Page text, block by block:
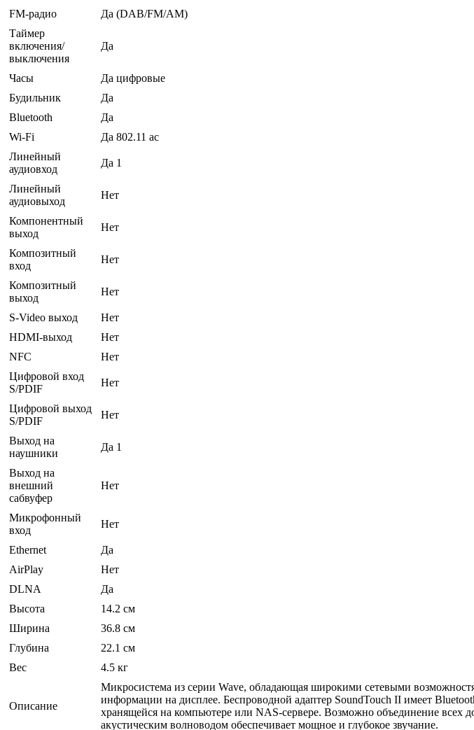
FM-радио
Да (DAB/FM/AM)
Таймер
включения/
выключения
Да
Часы
Да цифровые
Будильник
Да
Bluetooth
Да
Wi-Fi
Да 802.11 ac
Линейный
аудиовход
Да 1
Линейный
аудиовыход
Нет
Компонентный
выход
Нет
Композитный
вход
Нет
Композитный
выход
Нет
S-Video выход
Нет
HDMI-выход
Нет
NFC
Нет
Цифровой вход
S/PDIF
Нет
Цифровой выход
S/PDIF
Нет
Выход на
наушники
Да 1
Выход на
внешний
сабвуфер
Нет
Микрофонный
вход
Нет
Ethernet
Да
AirPlay
Нет
DLNA
Да
Высота
14.2 см
Ширина
36.8 см
Глубина
22.1 см
Вес
4.5 кг
Описание
Микросистема из серии Wave, обладающая широкими сетевыми
информации на дисплее. Беспроводной адаптер SoundTouch II имеет
хранящейся на компьютере или NAS-сервере. Возможно объединение всех
акустическим волноводом обеспечивает мощное и глубокое звучание.